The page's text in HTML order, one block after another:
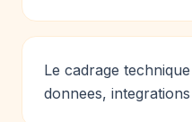
Le cadrage
donnees,